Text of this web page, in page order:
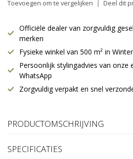
Toevoegen om te vergelijken Deel dit
Officiële dealer van zorgvuldig
merken
Fysieke winkel van 500 m² in
Persoonlijk stylingadvies van onze
WhatsApp
Zorgvuldig verpakt en snel
PRODUCTOMSCHRIJVING
SPECIFICATIES